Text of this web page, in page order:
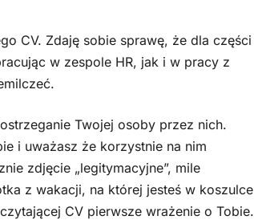
CV. Zdaję sobie sprawę, że dla części
w zespole HR, jak i w pracy z
Twojej osoby przez nich.
i uważasz że korzystnie na nim
zdjęcie „legitymacyjne”, mile
z wakacji, na której jesteś w koszulce
CV pierwsze wrażenie o Tobie.